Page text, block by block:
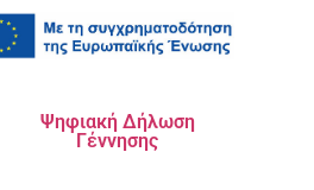
Ψηφιακή Δήλωση
Γέννησης